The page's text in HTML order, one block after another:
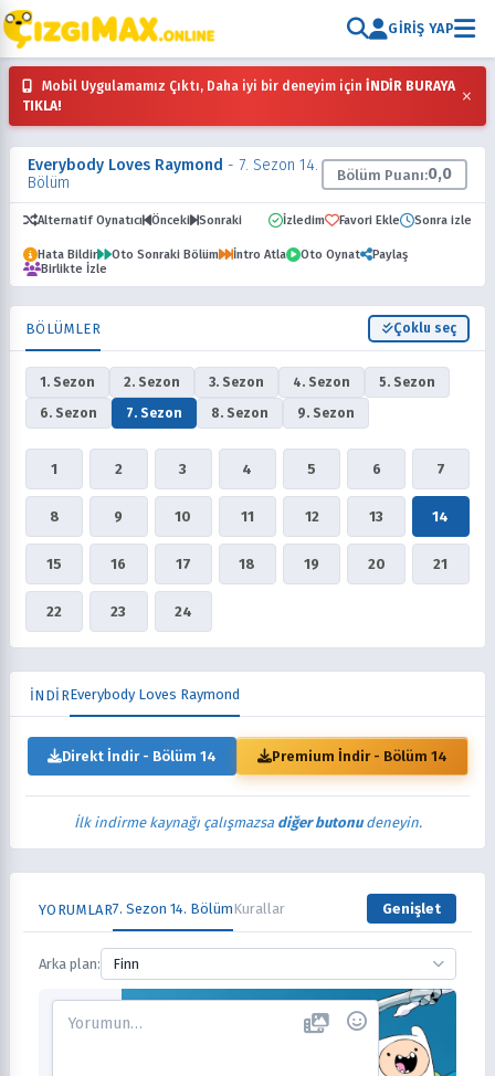
GIRIŞ YAP
Mobil Uygulamamız Çıktı, Daha iyi bir deneyim için İNDİR BURAYA
TIKLA!
×
Everybody Loves Raymond - 7. Sezon 14.
Bölüm
Bölüm Puanı:0,0
Alternatif Oynatıcı Önceki Sonraki İzledim Favori Ekle Sonra izle
Hata Bildir Oto Sonraki Bölüm İntro Atla Oto Oynat
Paylaş
Birlikte İzle
BÖLÜMLER Çoklu seç
1. Sezon 2. Sezon 3. Sezon 4. Sezon
5. Sezon
6. Sezon
7. Sezon 8. Sezon 9. Sezon
1 2 3 4 5 6 7
8 9 10 11 12 13 14
15 16 17 18 19 20 21
22 23 24
İNDİREverybody Loves Raymond
Direkt İndir - Bölüm 14 Premium İndir - Bölüm 14
İlk indirme kaynağı çalışmazsa diğer butonudeneyin.
YORUMLAR7. Sezon 14. BölümKurallar Genişlet
Arka plan: Finn